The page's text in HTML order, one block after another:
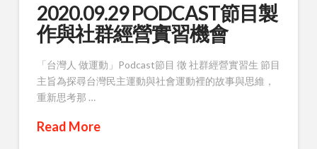
2020.09.29 PODCAST節目製
作與社群經營實習機會
「台灣人 做運動」Podcast節目 徵 社群經營實習生 節目
主旨為探尋台灣民主運動與社會運動裡的故事與思維，
重新思考那 …
Read More